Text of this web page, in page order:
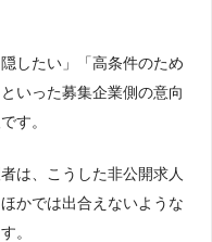
したい」「高条件のため
いった募集企業側の意向
す。
は、こうした非公開求人
かでは出合えないような
。